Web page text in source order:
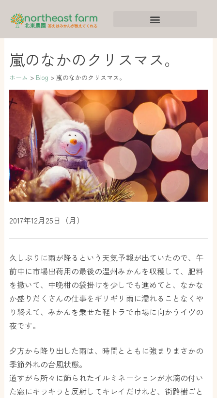
嵐のなかのクリスマス。
ホーム Blog 嵐のなかのクリスマス。
2017年12月25日（月）
久しぶりに雨が降るという天気予報が出ていたので、午
前中に市場出荷用の最後の温州みかんを収穫して、肥料
を撒いて、中晩柑の袋掛けを少しでも進めてと、なかな
か盛りだくさんの仕事をギリギリ雨に濡れることなくや
り終えて、みかんを乗せた軽トラで市場に向かうイヴの
夜です。
夕方から降り出した雨は、時間とともに強まりまさかの
季節外れの台風状態。
道すがら所々に飾られたイルミネーションが水滴の付い
た窓にキラキラと反射してキレイだけれど、街路樹ごと
ー
カ
イ
ブ
テ
ゴ
リ
ー